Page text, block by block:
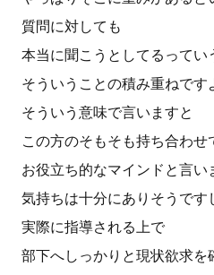
質問に対しても
本当に聞こうとしてるってい
そういうことの積み重ねです
そういう意味で言いますと
この方のそもそも持ち合わせ
お役立ち的なマインドと言い
気持ちは十分にありそうです
実際に指導される上で
部下へしっかりと現状欲求を